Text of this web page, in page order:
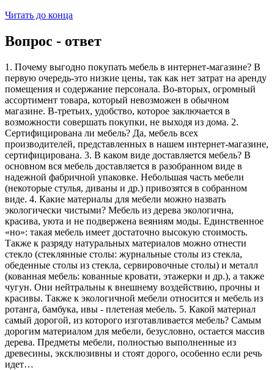
Читать до конца
Вопрос - ответ
1. Почему выгодно покупать мебель в интернет-магазине? В
первую очередь-это низкие цены, так как нет затрат на аренду
помещения и содержание персонала. Во-вторых, огромный
ассортимент товара, который невозможен в обычном
магазине. В-третьих, удобство, которое заключается в
возможности совершать покупки, не выходя из дома. 2.
Сертифицирована ли мебель? Да, мебель всех
производителей, представленных в нашем интернет-магазине,
сертифицирована. 3. В каком виде доставляется мебель? В
основном вся мебель доставляется в разобранном виде в
надежной фабричной упаковке. Небольшая часть мебели
(некоторые стулья, диваны и др.) привозятся в собранном
виде. 4. Какие материалы для мебели можно назвать
экологически чистыми? Мебель из дерева экологична,
красива, уюта и не подвержена веяниям моды. Единственное
«но»: такая мебель имеет достаточно высокую стоимость.
Также к разряду натуральных материалов можно отнести
стекло (стеклянные столы: журнальные столы из стекла,
обеденные столы из стекла, сервировочные столы) и металл
(кованная мебель: кованные кровати, этажерки и др.), а также
чугун. Они нейтральны к внешнему воздействию, прочны и
красивы. Также к экологичной мебели относится и мебель из
ротанга, бамбука, ивы - плетеная мебель. 5. Какой материал
самый дорогой, из которого изготавливается мебель? Самым
дорогим материалом для мебели, безусловно, остается массив
дерева. Предметы мебели, полностью выполненные из
древесины, эксклюзивны и стоят дорого, особенно если речь
идет…